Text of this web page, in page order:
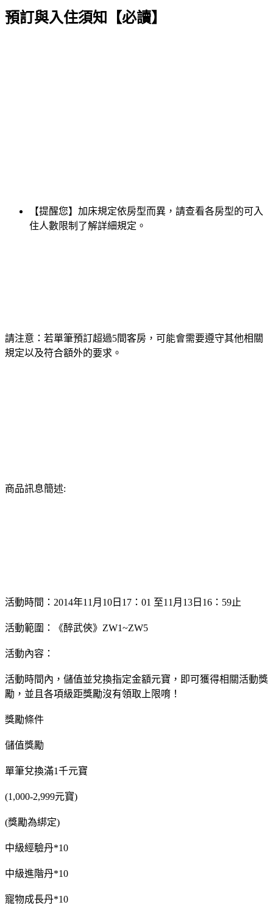
預訂與入住須知【必讀】
【提醒您】加床規定依房型而異，請查看各房型的可入
住人數限制了解詳細規定。
請注意：若單筆預訂超過5間客房，可能會需要遵守其他相關
規定以及符合額外的要求。
商品訊息簡述:
活動時間：2014年11月10日17：01 至11月13日16：59止
活動範圍：《醉武俠》ZW1~ZW5
活動內容：
活動時間內，儲值並兌換指定金額元寶，即可獲得相關活動獎
勵，並且各項級距獎勵沒有領取上限唷！
獎勵條件
儲值獎勵
單筆兌換滿1千元寶
(1,000-2,999元寶)
(獎勵為綁定)
中級經驗丹*10
中級進階丹*10
寵物成長丹*10